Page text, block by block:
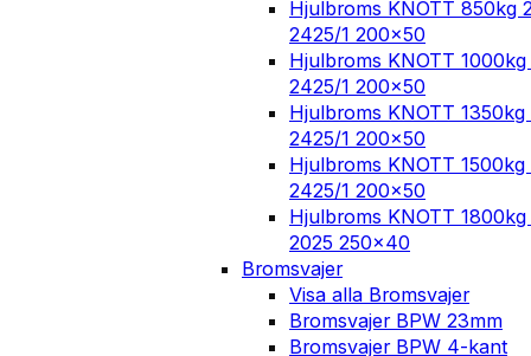
Hjulbroms KNOTT 850kg
2425/1 200×50
Hjulbroms KNOTT
2425/1 200×50
Hjulbroms KNOTT
2425/1 200×50
Hjulbroms KNOTT
2425/1 200×50
Hjulbroms KNOTT
2025 250×40
Bromsvajer
Visa alla Bromsvajer
Bromsvajer BPW 23mm
Bromsvajer BPW 4-kant